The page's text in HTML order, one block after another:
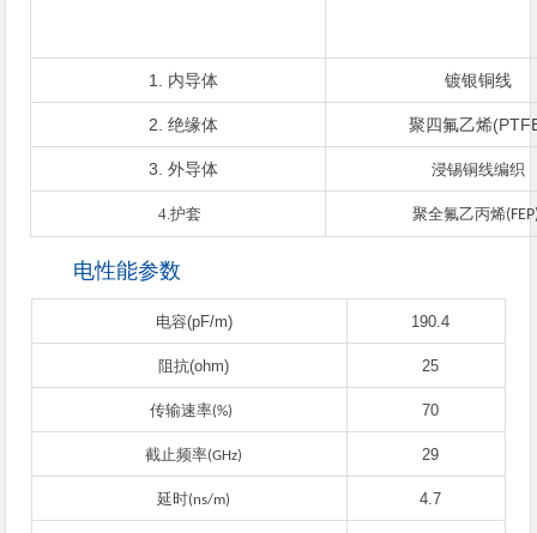
1. 内导体 镀银铜线
2. 绝缘体 聚四氟乙烯
3. 外导体 浸锡铜线编织
4.护套 聚全氟乙丙烯
电性能参数
电容(pF/m) 190.4
阻抗(ohm) 25
传输速率(%) 70
截止频率(GHz) 29
延时(ns/m) 4.7